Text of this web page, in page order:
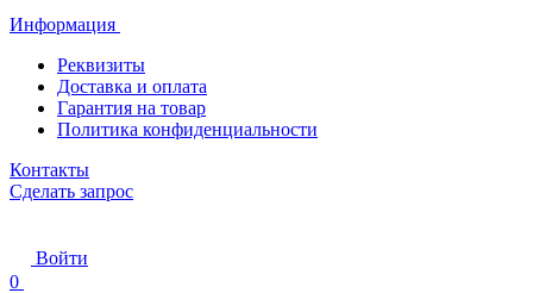
Информация
Реквизиты
Доставка и оплата
Гарантия на товар
Политика конфиденциальности
Контакты
Сделать запрос
Войти
0